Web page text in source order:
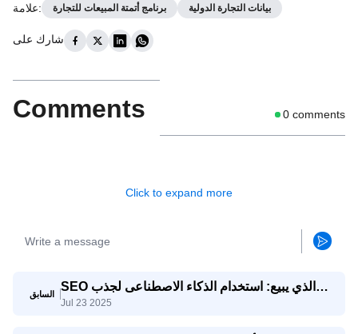
علامة: برنامج أتمتة المبيعات للتجارة بيانات التجارة الدولية
شارك على
Comments 0 comments
Click to expand more
السابق
SEO الذي يبيع: استخدام الذكاء الاصطناعى لجذب
استفسارات تصدير حقيقية
Jul 23 2025